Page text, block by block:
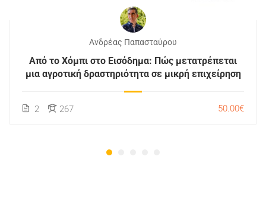
Ανδρέας Παπασταύρου
Από το Χόμπι στο Εισόδημα: Πώς μετατρέπεται
μια αγροτική δραστηριότητα σε μικρή επιχείρηση
2 267 50.00€